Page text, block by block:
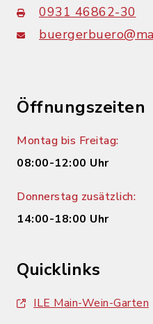
0931 46862-30
Öffnungszeiten
Montag bis Freitag:
08:00-12:00 Uhr
Donnerstag zusätzlich:
14:00-18:00 Uhr
Quicklinks
ILE Main-Wein-Garten